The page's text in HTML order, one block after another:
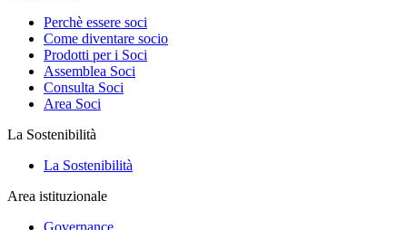
Perchè essere soci
Come diventare socio
Prodotti per i Soci
Assemblea Soci
Consulta Soci
Area Soci
La Sostenibilità
La Sostenibilità
Area istituzionale
Governance